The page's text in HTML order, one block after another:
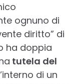
ognuno di
diritto” di
ha doppia
tutela del
di un